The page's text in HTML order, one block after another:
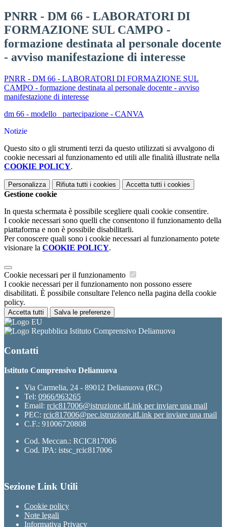
PNRR - DM 66 - LABORATORI DI
FORMAZIONE SUL CAMPO -
formazione destinata al personale docente
- avviso manifestazione di interesse
PNRR - DM 66 - LABORATORI DI FORMAZIONE SUL
CAMPO - formazione destinata al personale docente - avviso
manifestazione di interesse
dm 66 - modello _partecipazione - CANVA
Notizie
Questo sito o gli strumenti terzi da questo utilizzati si avvalgono di
cookie necessari al funzionamento ed utili alle finalità illustrate nella
COOKIE POLICY.
Personalizza Rifiuta tutti i cookies Accetta tutti i cookies
Gestione cookie
In questa schermata è possibile scegliere quali cookie consentire.
I cookie necessari sono quelli che consentono il funzionamento della
piattaforma e non è possibile disabilitarli.
Per conoscere quali sono i cookie necessari al funzionamento potete
visionare la COOKIE POLICY.
Cookie necessari per il funzionamento
I cookie necessari per il funzionamento non possono essere
disabilitati. È possibile consultare l'elenco nella pagina della cookie
policy.
Accetta tutti Salva le preferenze
Istituto Comprensivo Delianuova
Contatti
Istituto Comprensivo Delianuova
Via Carmelia, 24 - 89012 Delianuova (RC)
Tel: 0966/963265
Email: rcic817006@istruzione.itLink per inviare una mail
PEC: rcic817006@pec.istruzione.itLink per inviare una mail
C.F.: 91006720808
Cod. Meccan.: RCIC817006
Cod. IPA: istsc_rcic817006
Sezione Link Utili
Cookie policy
Note legali
Informativa Privacy